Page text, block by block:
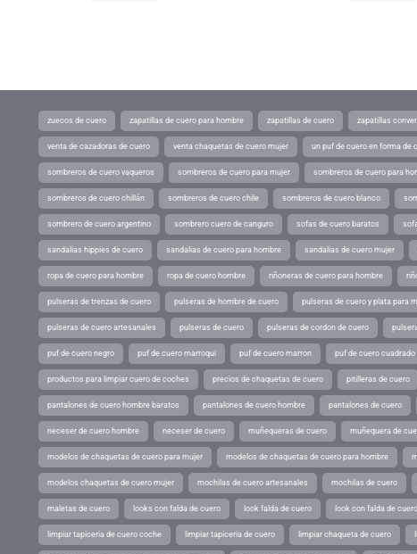
zuecos de cuero zapatillas de cuero para hombre zapatillas de cuero zapatillas
venta de cazadoras de cuero venta chaquetas de cuero mujer un puf de cuero en forma de
sombreros de cuero vaqueros sombreros de cuero para mujer sombreros de cuero para
sombreros de cuero chillán sombreros de cuero chile sombreros de cuero blanco
sombrero de cuero argentino sombrero cuero de canguro sofas de cuero baratos
sandalias hippies de cuero sandalias de cuero para hombre sandalias de cuero mujer
ropa de cuero para hombre ropa de cuero hombre riñoneras de cuero para hombre
pulseras de trenzas de cuero pulseras de hombre de cuero pulseras de cuero y plata para
pulseras de cuero artesanales pulseras de cuero pulseras de cordon de cuero
puf de cuero negro puf de cuero marroqui puf de cuero marron puf de cuero cuadrado
productos para limpiar cuero de coches precios de chaquetas de cuero pitilleras de cuero
pantalones de cuero hombre baratos pantalones de cuero hombre pantalones de cuero
neceser de cuero hombre neceser de cuero muñequeras de cuero muñequera de
modelos de chaquetas de cuero para mujer modelos de chaquetas de cuero para hombre
modelos chaquetas de cuero mujer mochilas de cuero artesanales mochilas de cuero
maletas de cuero looks con falda de cuero look falda de cuero look con falda de cuero
limpiar tapiceria de cuero coche limpiar tapiceria de cuero limpiar chaqueta de cuero